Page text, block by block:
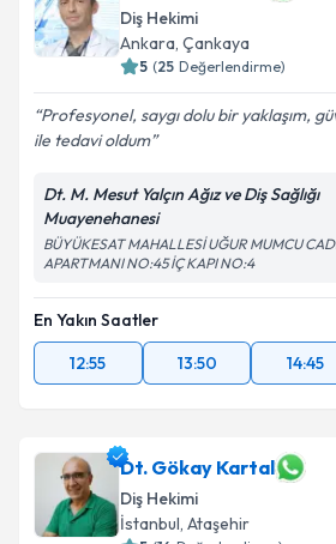
E-posta Adresiniz
Kişisel verilerimin işlenmesine
kapsamda işlenmesini kabul
Takvim Talebini
Diş Hekimi
Ankara, Çankaya
5 (25 Değerlendirme)
Profesyonel, saygı dolu bir yaklaşım,
ile tedavi oldum
Dt. M. Mesut Yalçın Ağız ve Diş Sağlığı
Muayenehanesi
BÜYÜKESAT MAHALLESİ UĞUR MUMCU
APARTMANI NO:45 İÇ KAPI NO:4
En Yakın Saatler
12:55
13:50 14:45
Dt. Gökay Kartal
Diş Hekimi
İstanbul, Ataşehir